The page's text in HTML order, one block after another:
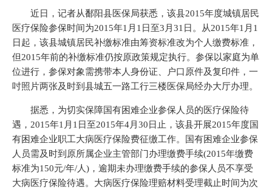
近日，记者从鄱阳县医保局获悉，该县2015年度城镇居民
医疗保险参保时间为2015年1月1日至3月31日。从2015年1月1
日起，该县城镇居民补缴标准由筹资标准改为个人缴费标准，
但2015年前的补缴标准仍按原政策规定执行。参保以家庭为单
位进行，参保对象需携带本人身份证、户口原件及复印件，一
吋照片两张及时到县城五一路工行三楼医保局经办大厅办理。
据悉，为切实保障国有困难企业参保人员的医疗保险待
遇，2015年1月1日至2015年4月30日止，该县开展2015年度国
有困难企业职工大病医疗保险费征缴工作。国有困难企业参保
人员需及时到原所属企业主管部门办理缴费手续(2015年缴费
标准为150元/年/人)，逾期未办理缴费手续的参保人员不享受
大病医疗保险待遇。大病医疗保险理赔材料受理截止时间为次